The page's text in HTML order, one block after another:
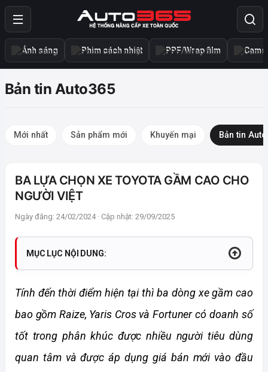
Ánh sáng Phim cách nhiệt PPF/Wrap film
Bản tin Auto365
Mới nhất Sản phẩm mới Khuyến mại Bản tin
BA LỰA CHỌN XE TOYOTA GẦM CAO CHO
NGƯỜI VIỆT
Ngày đăng: 24/02/2024 · Cập nhật: 29/09/2025
MỤC LỤC NỘI DUNG:
Tính đến thời điểm hiện tại thì ba dòng xe gầm cao
bao gồm Raize, Yaris Cros và Fortuner có doanh số
tốt trong phân khúc được nhiều người tiêu dùng
quan tâm và được áp dụng giá bán mới vào đầu